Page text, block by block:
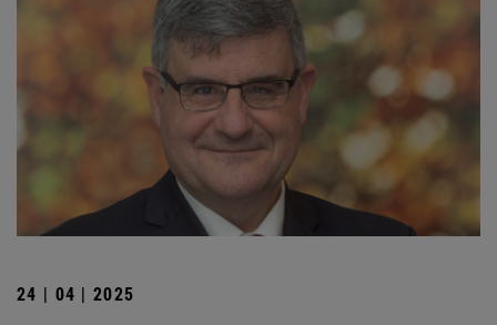
24 | 04 | 2025